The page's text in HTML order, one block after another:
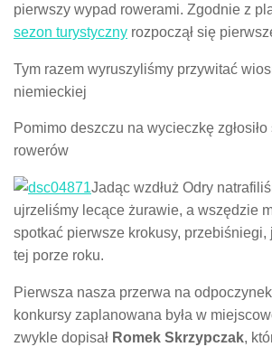
pierwszy wypad rowerami. Zgodnie z
sezon turystyczny rozpoczął się
Tym razem wyruszyliśmy przywitać
niemieckiej
Pomimo deszczu na wycieczkę
rowerów
Jadąc wzdłuż Odry
ujrzeliśmy lecące żurawie, a wszędzie
spotkać pierwsze krokusy,
tej porze roku.
Pierwsza nasza przerwa na
konkursy zaplanowana była w
zwykle dopisał Romek Skrzypczak,